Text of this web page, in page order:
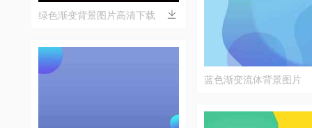
绿色渐变背景图片高清下载
蓝色渐变流体背景图片